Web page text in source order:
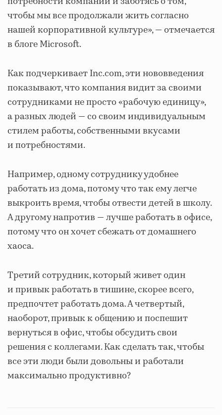
чтобы мы все продолжали жить согласно
нашей корпоративной культуре», ― отмечается
в блоге Microsoft.
Как подчеркивает Inc.com, эти нововведения
показывают, что компания видит за своими
сотрудниками не просто «рабочую единицу»,
а разных людей ― со своим индивидуальным
стилем работы, собственными вкусами
и потребностями.
Например, одному сотруднику удобнее
работать из дома, потому что так ему легче
выкроить время, чтобы отвести детей в школу.
А другому напротив ― лучше работать в офисе,
потому что он хочет сбежать от домашнего
хаоса.
Третий сотрудник, который живет один
и привык работать в тишине, скорее всего,
предпочтет работать дома. А четвертый,
наоборот, привык к общению и поспешит
вернуться в офис, чтобы обсудить свои
решения с коллегами. Как сделать так, чтобы
все эти люди были довольны и работали
максимально продуктивно?